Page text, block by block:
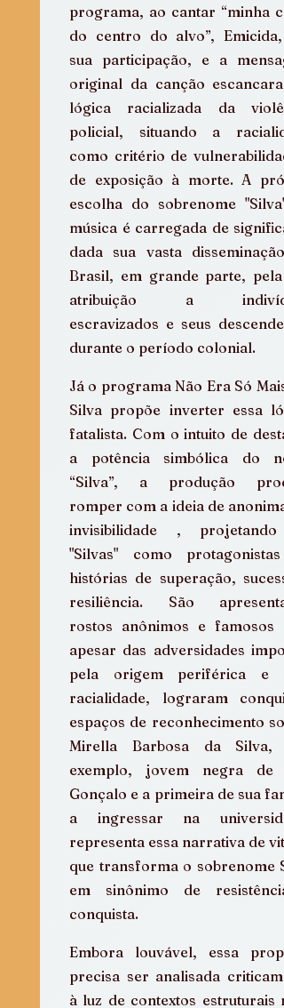
programa, ao cantar “minha
do centro do alvo”, Emicida,
sua participação, e a
original da canção
lógica racializada da
policial, situando a
como critério de
de exposição à morte. A
escolha do sobrenome
música é carregada de
dada sua vasta
Brasil, em grande parte, pela
atribuição a
escravizados e seus
durante o período colonial.
Já o programa Não Era Só Mais
Silva propõe inverter essa
fatalista. Com o intuito de
a potência simbólica do
“Silva”, a produção
romper com a ideia de
invisibilidade , projetando
"Silvas" como protagonistas
histórias de superação,
resiliência. São
rostos anônimos e famosos
apesar das adversidades
pela origem periférica e
racialidade, lograram
espaços de reconhecimento
Mirella Barbosa da Silva,
exemplo, jovem negra de
Gonçalo e a primeira de sua
a ingressar na
representa essa narrativa de
que transforma o sobrenome
em sinônimo de
conquista.
Embora louvável, essa
precisa ser analisada
à luz de contextos estruturais